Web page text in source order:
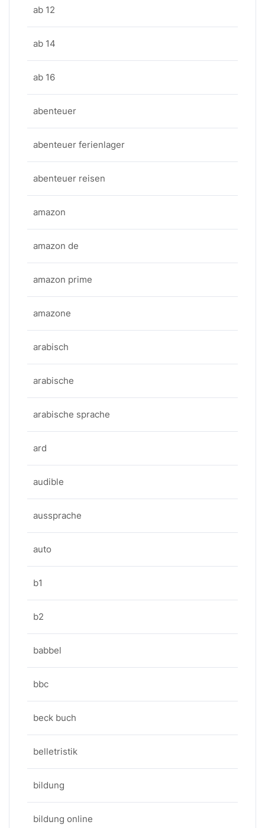
ab 12
ab 14
ab 16
abenteuer
abenteuer ferienlager
abenteuer reisen
amazon
amazon de
amazon prime
amazone
arabisch
arabische
arabische sprache
ard
audible
aussprache
auto
b1
b2
babbel
bbc
beck buch
belletristik
bildung
bildung online